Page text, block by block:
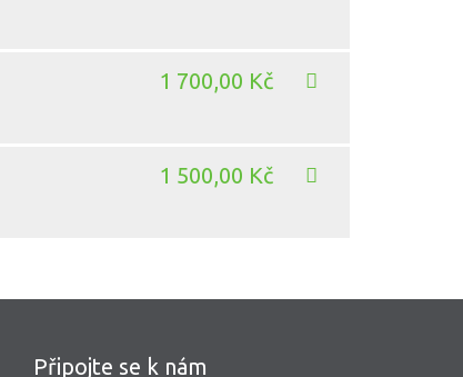
1 700,00 Kč
1 500,00 Kč
Připojte se k nám